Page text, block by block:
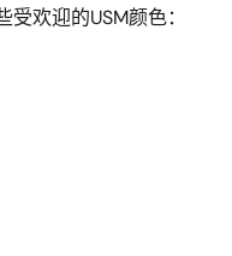
欢迎的USM颜色：